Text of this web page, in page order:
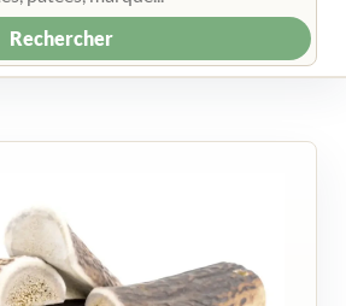
Rechercher